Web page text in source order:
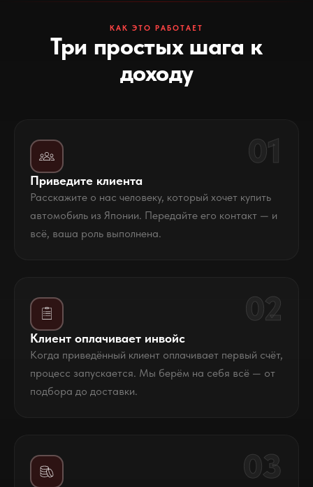
КАК ЭТО РАБОТАЕТ
Три простых шага к
доходу
01
Приведите клиента
Расскажите о нас человеку, который хочет купить
автомобиль из Японии. Передайте его контакт — и
всё, ваша роль выполнена.
02
Клиент оплачивает инвойс
Когда приведённый клиент оплачивает первый счёт,
процесс запускается. Мы берём на себя всё — от
подбора до доставки.
03